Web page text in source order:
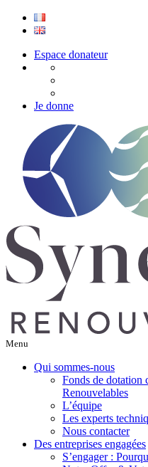
Espace donateur
Je donne
Menu
Qui sommes-nous
Fonds de dotation
Renouvelables
L’équipe
Les experts
Nous contacter
Des entreprises engagées
S’engager :